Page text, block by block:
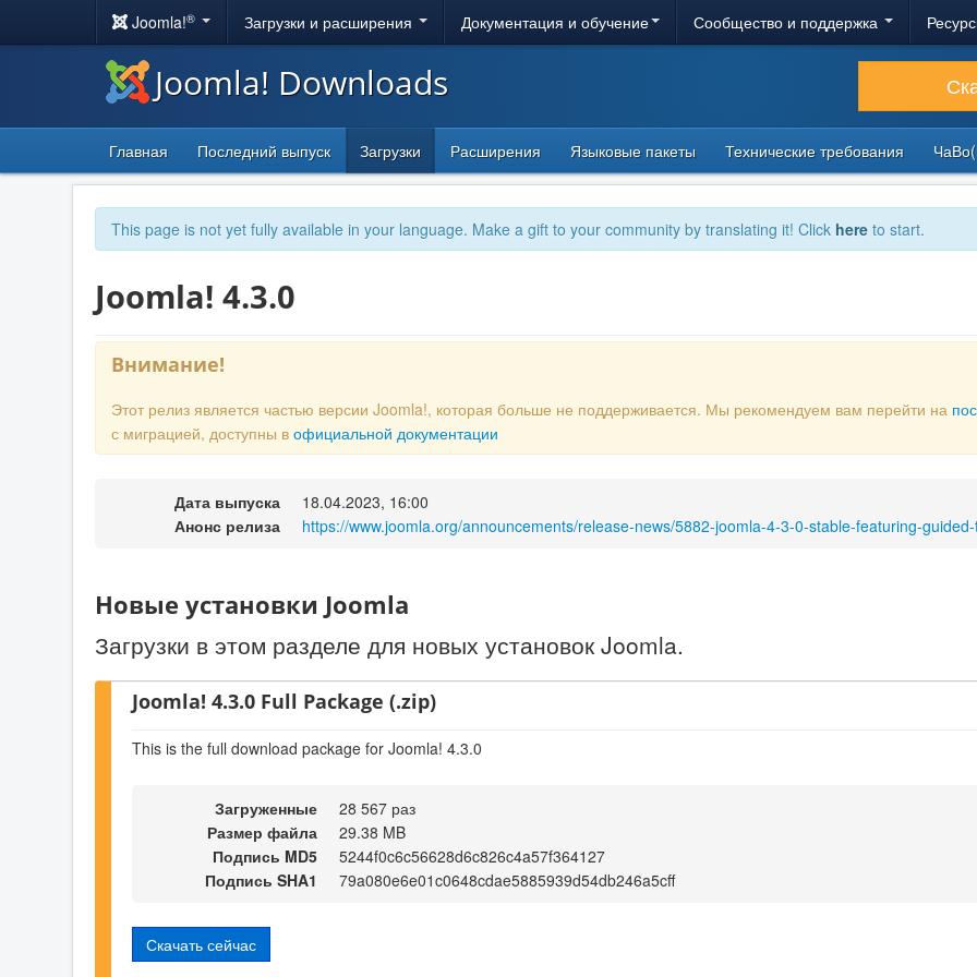
Joomla!® Загрузки и расширения Документация и обучение Сообщество и поддержка
Joomla! Downloads
Главная Последний выпуск Загрузки Расширения Языковые пакеты Технические требования
This page is not yet fully available in your language. Make a gift to your community by translating it! Click here to start.
Joomla! 4.3.0
Внимание!
Этот релиз является частью версии Joomla!, которая больше не поддерживается. Мы рекомендуем вам перейти на
с миграцией, доступны в официальной документации
Дата выпуска
18.04.2023, 16:00
Анонс релиза
https://www.joomla.org/announcements/release-news/5882-joomla-4-3-0-stable-featuring-
Новые установки Joomla
Загрузки в этом разделе для новых установок Joomla.
Joomla! 4.3.0 Full Package (.zip)
This is the full download package for Joomla! 4.3.0
Загруженные
28 567 раз
Размер файла
29.38 MB
Подпись MD5
5244f0c6c56628d6c826c4a57f364127
Подпись SHA1
79a080e6e01c0648cdae5885939d54db246a5cff
Скачать сейчас